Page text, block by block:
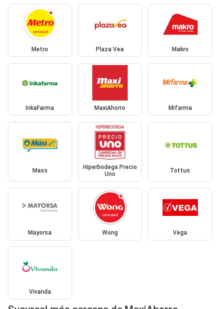
Metro Plaza Vea Makro
InkaFarma MaxiAhorro Mifarma
Mass
Hiperbodega Precio
Uno
Tottus
Mayorsa Wong Vega
Vivanda